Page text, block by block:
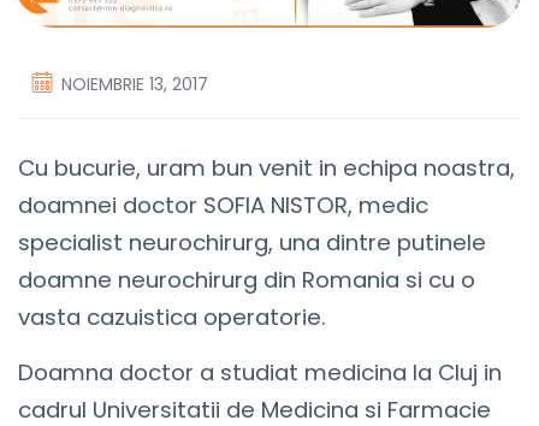
NOIEMBRIE 13, 2017
Cu bucurie, uram bun venit in echipa noastra,
doamnei doctor SOFIA NISTOR, medic
specialist neurochirurg, una dintre putinele
doamne neurochirurg din Romania si cu o
vasta cazuistica operatorie.
Doamna doctor a studiat medicina la Cluj in
cadrul Universitatii de Medicina si Farmacie